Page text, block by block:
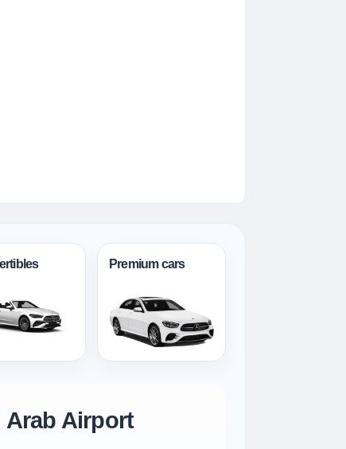
Premium cars
Arab Airport